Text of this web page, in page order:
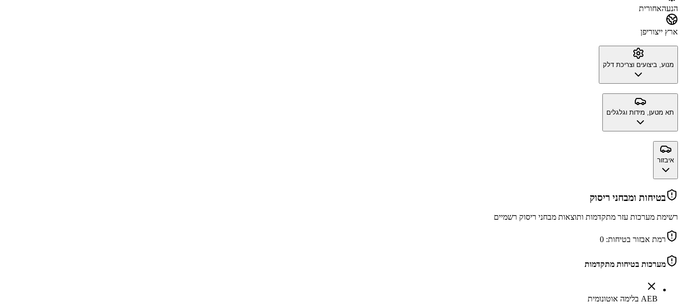
הנעהאחורית
ארץ ייצוריפן
מנוע, ביצועים וצריכת דלק
תא מטען, מידות וגלגלים
איבזור
בטיחות ומבחני ריסוק
רשימת מערכות עזר מתקדמות ותוצאות מבחני ריסוק רשמיים
רמת אבזור בטיחות: 0
מערכות בטיחות מתקדמות
AEB בלימה אוטונומית